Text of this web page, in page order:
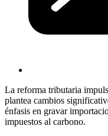
La reforma tributaria
plantea cambios
énfasis en gravar
impuestos al carbono.